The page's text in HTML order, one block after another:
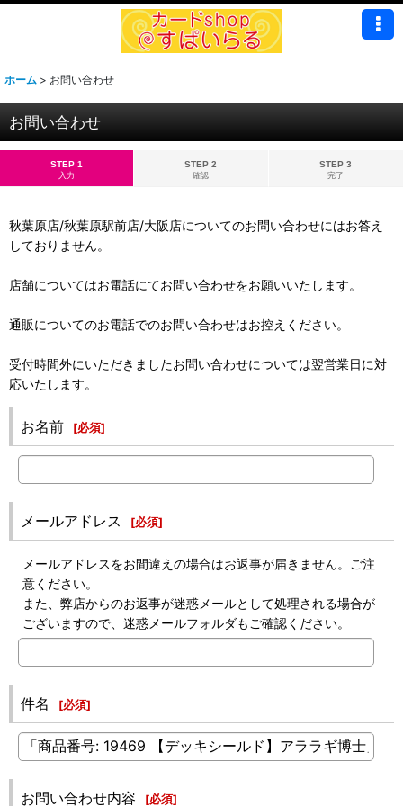
ホーム > お問い合わせ
お問い合わせ
STEP 1
入力
STEP 2
確認
STEP 3
完了
秋葉原店/秋葉原駅前店/大阪店についてのお問い合わせにはお答え
しておりません。
店舗についてはお電話にてお問い合わせをお願いいたします。
通販についてのお電話でのお問い合わせはお控えください。
受付時間外にいただきましたお問い合わせについては翌営業日に対
応いたします。
お名前 [必須]
メールアドレス [必須]
メールアドレスをお間違えの場合はお返事が届きません。ご注
意ください。
また、弊店からのお返事が迷惑メールとして処理される場合が
ございますので、迷惑メールフォルダもご確認ください。
件名 [必須]
お問い合わせ内容 [必須]